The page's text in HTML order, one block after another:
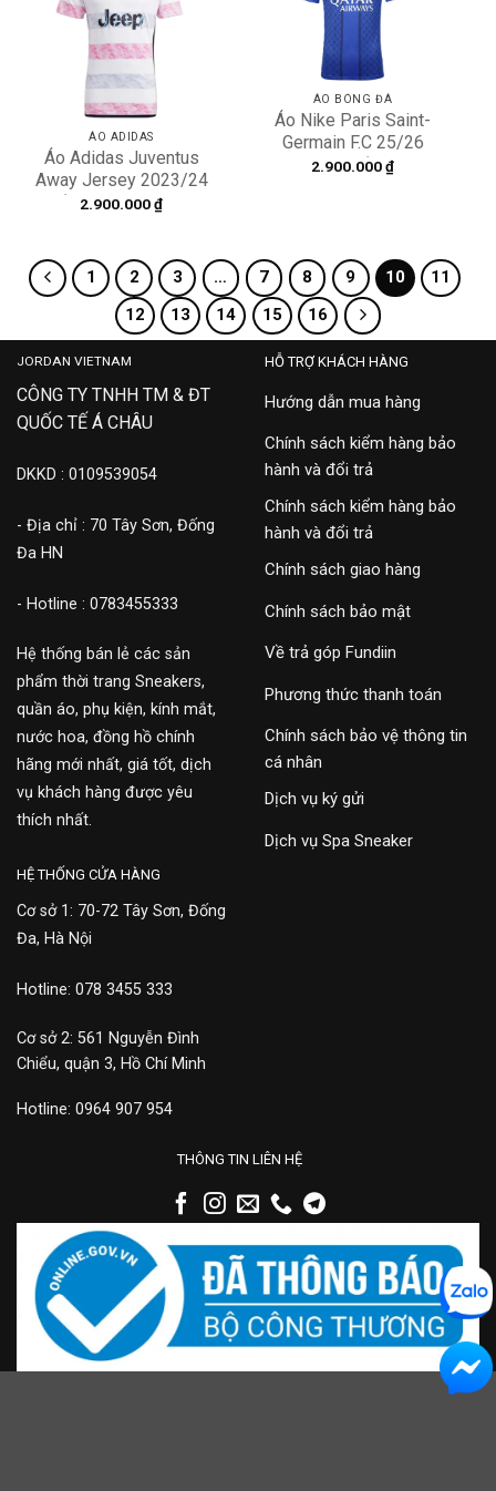
Add to
wishlist
ÁO ADIDAS
Áo Adidas Juventus
Away Jersey 2023/24
‘White’ HR8255
2.900.000₫
ÁO BÓNG ĐÁ
Áo Nike Paris Saint-
Germain F.C 25/26
Training ‘Blue’
2.900.000₫
1 2 3 … 7 8 9 10
11
12
13 14 15 16
JORDAN VIETNAM
CÔNG TY TNHH TM & ĐT
QUỐC TẾ Á CHÂU
DKKD : 0109539054
- Địa chỉ : 70 Tây Sơn, Đống
Đa HN
- Hotline : 0783455333
Hệ thống bán lẻ các sản
phẩm thời trang Sneakers,
quần áo, phụ kiện, kính mắt,
nước hoa, đồng hồ chính
hãng mới nhất, giá tốt, dịch
vụ khách hàng được yêu
thích nhất.
HỖ TRỢ KHÁCH HÀNG
Hướng dẫn mua hàng
Chính sách kiểm hàng bảo
hành và đổi trả
Chính sách kiểm hàng bảo
hành và đổi trả
Chính sách giao hàng
Chính sách bảo mật
Về trả góp Fundiin
Phương thức thanh toán
Chính sách bảo vệ thông tin
cá nhân
Dịch vụ ký gửi
Dịch vụ Spa Sneaker
HỆ THỐNG CỬA HÀNG
Cơ sở 1: 70-72 Tây Sơn, Đống
Đa, Hà Nội
Hotline: 078 3455 333
Cơ sở 2: 561 Nguyễn Đình
Chiểu, quận 3, Hồ Chí Minh
Hotline: 0964 907 954
THÔNG TIN LIÊN HỆ